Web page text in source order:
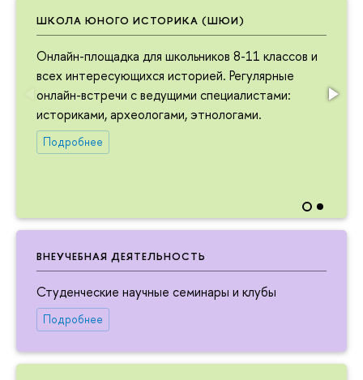
ШКОЛА ЮНОГО ИСТОРИКА (ШЮИ)
Онлайн-площадка для школьников 8-11 классов и
всех интересующихся историей. Регулярные
онлайн-встречи с ведущими специалистами:
историками, археологами, этнологами.
Подробнее
ВНЕУЧЕБНАЯ ДЕЯТЕЛЬНОСТЬ
Студенческие научные семинары и клубы
Подробнее